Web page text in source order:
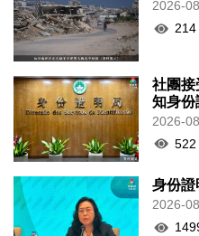
2026-
214
社團接
知身份
2026-
522
身份證
2026-